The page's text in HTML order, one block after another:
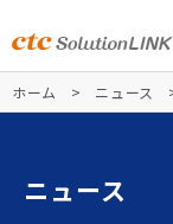
ホーム ニュース
ニュース